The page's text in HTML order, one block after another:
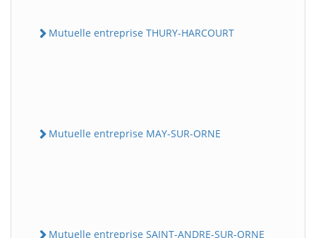
Mutuelle entreprise THURY-HARCOURT
Mutuelle entreprise MAY-SUR-ORNE
Mutuelle entreprise SAINT-ANDRE-SUR-ORNE